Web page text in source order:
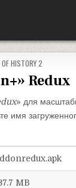
В
OF HISTORY 2
Redux
» для
MB